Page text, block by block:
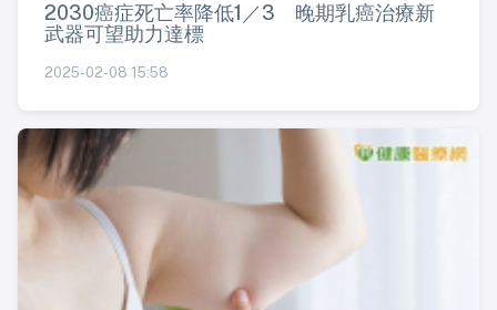
2030癌症死亡率降低1／3 晚期乳癌治療新
武器可望助力達標
2025-02-08 15:58